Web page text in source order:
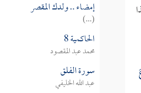
إمضاء .. ولدك المقصر
(...)
الحاكمية 8
محمد عبد المقصود
سورة الفلق
عبد الله الخليفي